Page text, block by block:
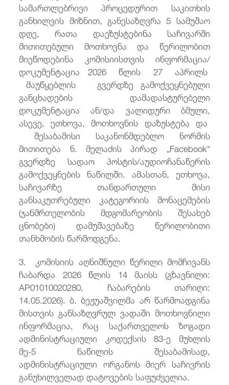
სამართლებრივი პროცედურით საკითხის
განხილვის მიზნით, განესაზღვრა 5 სამუშაო
დღე, რათა დაეზუსტებინა საჩივარში
მითითებული მოთხოვნა და წერილობით
მიეწოდებინა კომისიისთვის ინფორმაცია/
დოკუმენტაცია 2026 წლის 27 აპრილს
მაუწყებლის გვერდზე გამოქვეყნებული
განცხადების დამადასტურებელი
დოკუმენტაცია ან/და ვალიდური ბმული,
ასევე, ეთხოვა, მოთხოვნის დაზუსტება და
შესაბამისი საკანონმდებლო ნორმის
მითითება ნ. მელაძის პირად „Facebook“
გვერდზე სადაო პოსტის/აუდიოჩანაწერის
გამოქვეყნების ნაწილში. ამასთან, ეთხოვა,
საჩივარზე თანდართული მისი
განსაკუთრებული კატეგორიის მონაცემების
(ჯანმრთელობის მდგომარეობის შესახებ
ცნობები) დამუშავებაზე წერილობითი
თანხმობის წარმოდგენა.
3. კომისიის აღნიშნული წერილი მომჩივანს
ჩაბარდა 2026 წლის 14 მაისს (გზავნილი:
AP01010020280, ჩაბარების თარიღი:
14.05.2026). ბ. ბეჟუაშვილმა არ წარმოადგინა
მისთვის განსაზღვრულ ვადაში მოთხოვნილი
ინფორმაცია, რაც საქართველოს ზოგადი
ადმინისტრაციული კოდექსის 83-ე მუხლის
მე-5 ნაწილის შესაბამისად,
ადმინისტრაციული ორგანოს მიერ საჩივრის
განუხილველად დატოვების საფუძველია.